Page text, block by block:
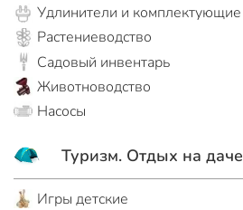
Удлинители и комплектующие
Растениеводство
Садовый инвентарь
Животноводство
Насосы
Туризм. Отдых на даче
Игры детские